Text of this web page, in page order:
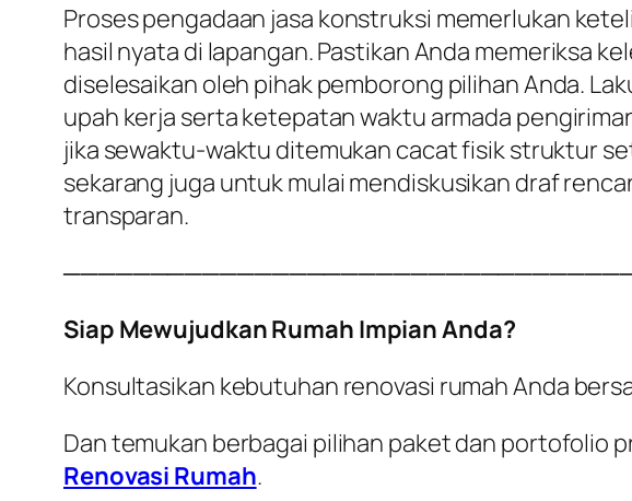
Proses pengadaan jasa konstruksi memerlukan
hasil nyata di lapangan. Pastikan Anda memeriksa
diselesaikan oleh pihak pemborong pilihan Anda.
upah kerja serta ketepatan waktu armada
jika sewaktu-waktu ditemukan cacat fisik struktur
sekarang juga untuk mulai mendiskusikan draf
transparan.
Siap Mewujudkan Rumah Impian Anda?
Konsultasikan kebutuhan renovasi rumah Anda
Dan temukan berbagai pilihan paket dan portofolio
Renovasi Rumah.